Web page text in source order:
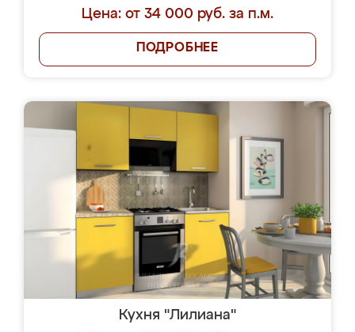
Цена: от 34 000 руб. за п.м.
ПОДРОБНЕЕ
Кухня "Лилиана"